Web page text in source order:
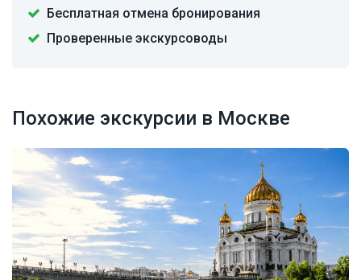
Бесплатная отмена бронирования
Проверенные экскурсоводы
Похожие экскурсии в Москве